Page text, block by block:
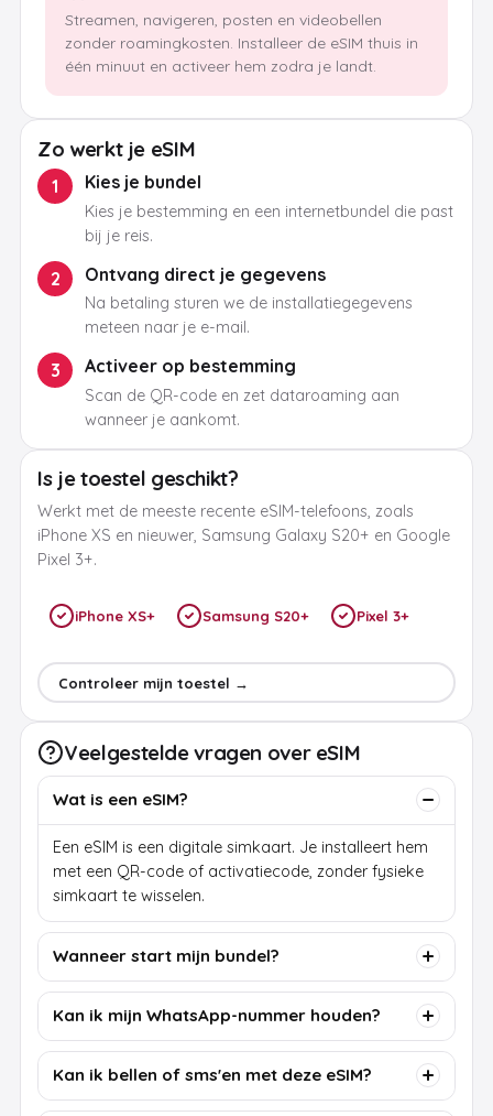
Streamen, navigeren, posten en videobellen
zonder roamingkosten. Installeer de eSIM thuis in
één minuut en activeer hem zodra je landt.
Zo werkt je eSIM
1 Kies je bundel
Kies je bestemming en een internetbundel die past
bij je reis.
2 Ontvang direct je gegevens
Na betaling sturen we de installatiegegevens
meteen naar je e-mail.
3 Activeer op bestemming
Scan de QR-code en zet dataroaming aan
wanneer je aankomt.
Is je toestel geschikt?
Werkt met de meeste recente eSIM-telefoons, zoals
iPhone XS en nieuwer, Samsung Galaxy S20+ en Google
Pixel 3+.
iPhone XS+ Samsung S20+ Pixel 3+
Controleer mijn toestel →
Veelgestelde vragen over eSIM
Wat is een eSIM?
Een eSIM is een digitale simkaart. Je installeert hem
met een QR-code of activatiecode, zonder fysieke
simkaart te wisselen.
Wanneer start mijn bundel?
Kan ik mijn WhatsApp-nummer houden?
Kan ik bellen of sms'en met deze eSIM?